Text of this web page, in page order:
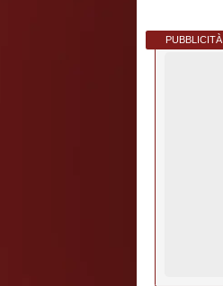
PUBBLICITÀ